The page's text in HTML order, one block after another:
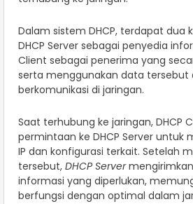
Dalam sistem DHCP, terdapat dua
DHCP Server sebagai penyedia
Client sebagai penerima yang
serta menggunakan data tersebut
berkomunikasi di jaringan.
Saat terhubung ke jaringan, DHCP
permintaan ke DHCP Server untuk
IP dan konfigurasi terkait. Setelah
tersebut, DHCP Server
informasi yang diperlukan,
berfungsi dengan optimal dalam